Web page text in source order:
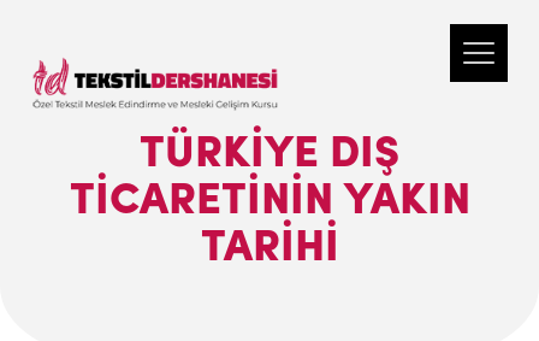
TÜRKIYE DIŞ
TICARETININ YAKIN
TARIHI